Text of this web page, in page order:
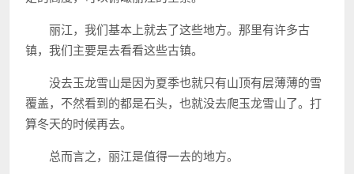
丽江，我们基本上就去了这些地方。那里有许多古
镇，我们主要是去看看这些古镇。
没去玉龙雪山是因为夏季也就只有山顶有层薄薄的雪
覆盖，不然看到的都是石头，也就没去爬玉龙雪山了。打
算冬天的时候再去。
总而言之，丽江是值得一去的地方。